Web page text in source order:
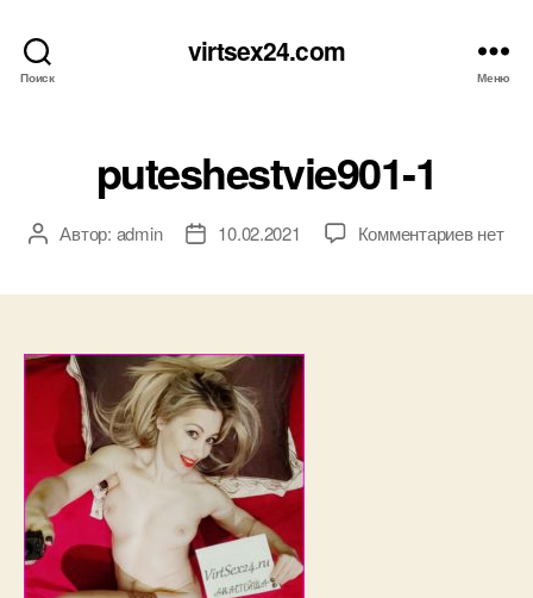
Поиск
virtsex24.com
Меню
puteshestvie901-1
АвторАвтор: admin
Дата10.02.2021 Комментариевк
нет